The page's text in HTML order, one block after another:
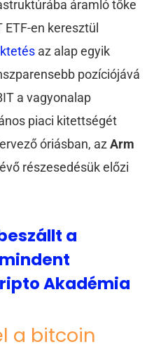
áramló tőke
en keresztül
az alap egyik
pozíciójává
a vagyonalap
piaci kitettségét
óriásban, az Arm
részesedésük előzi
a
Akadémia
a bitcoin